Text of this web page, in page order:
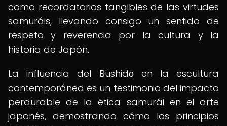
como recordatorios tangibles de las virtudes
samuráis, llevando consigo un sentido de
respeto y reverencia por la cultura y la
historia de Japón.
La influencia del Bushidō en la escultura
contemporánea es un testimonio del impacto
perdurable de la ética samurái en el arte
japonés, demostrando cómo los principios